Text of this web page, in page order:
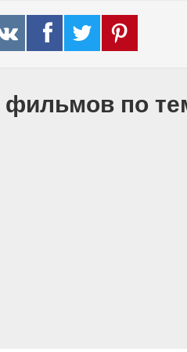
фильмов по